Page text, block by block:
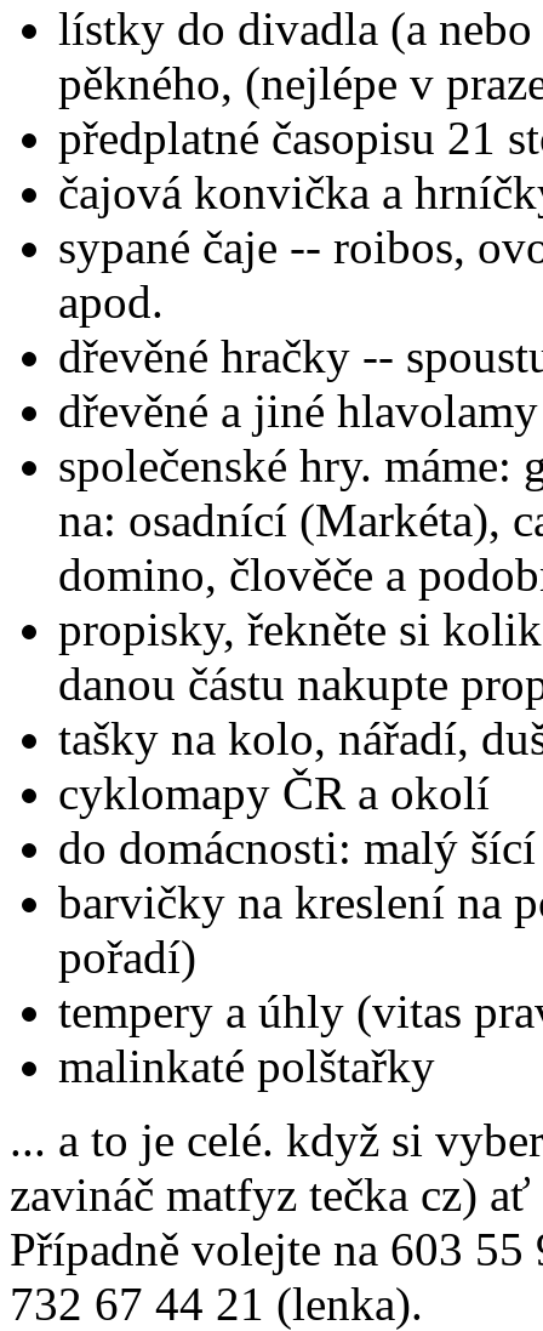
lístky do divadla (a
pěkného, (nejlépe v
předplatné časopisu 21
čajová konvička a
sypané čaje -- roibos,
apod.
dřevěné hračky --
dřevěné a jiné hlavolamy
společenské hry. máme:
na: osadnící (Markéta),
domino, člověče a
propisky, řekněte si
danou částu nakupte
tašky na kolo, nářadí,
cyklomapy ČR a okolí
do domácnosti: malý
barvičky na kreslení na
pořadí)
tempery a úhly (vitas
malinkaté polštařky
... a to je celé. když si
zavináč matfyz tečka cz)
Případně volejte na 603
732 67 44 21 (lenka).